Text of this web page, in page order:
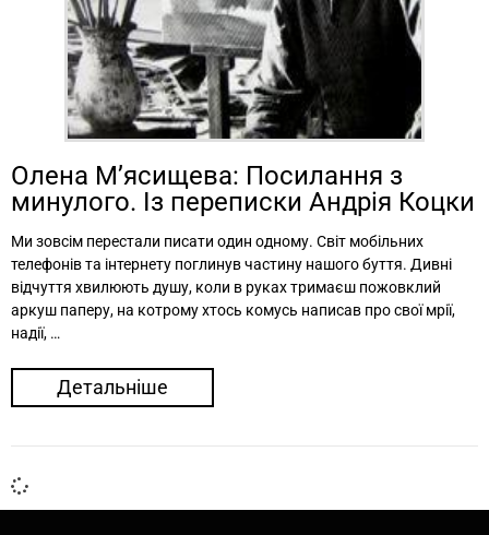
Олена М’ясищева: Посилання з
минулого. Із переписки Андрія Коцки
Ми зовсім перестали писати один одному. Світ мобільних
телефонів та інтернету поглинув частину нашого буття. Дивні
відчуття хвилюють душу, коли в руках тримаєш пожовклий
аркуш паперу, на котрому хтось комусь написав про свої мрії,
надії, …
Детальніше